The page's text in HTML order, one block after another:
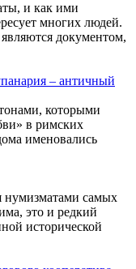
и как ими
многих людей.
документом,
которыми
в римских
именовались
нумизматами самых
это и редкий
исторической